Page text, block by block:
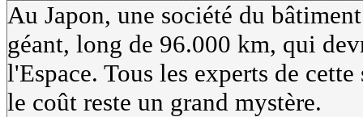
Au Japon, une société du
géant, long de 96.000 km, qui
l'Espace. Tous les experts de
le coût reste un grand mystère.